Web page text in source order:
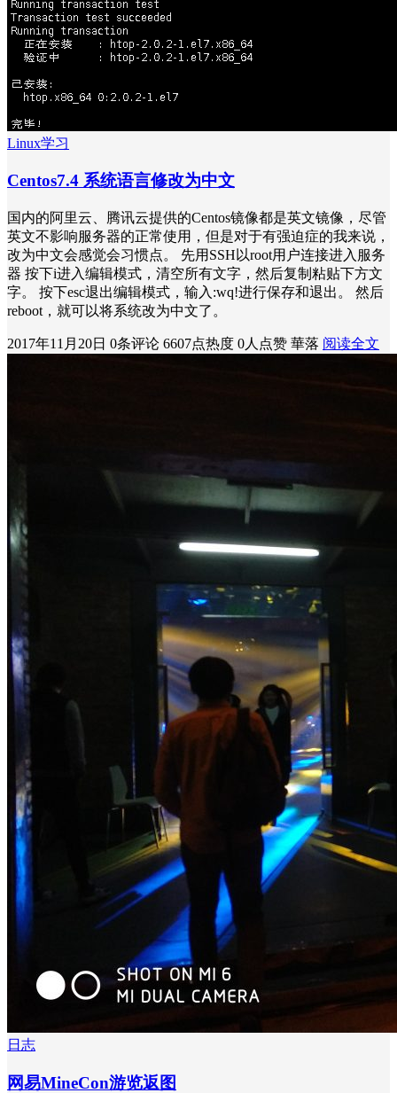
Linux学习
Centos7.4 系统语言修改为中文
国内的阿里云、腾讯云提供的Centos镜像都是英文镜像，尽管
英文不影响服务器的正常使用，但是对于有强迫症的我来说，
改为中文会感觉会习惯点。 先用SSH以root用户连接进入服务
器 按下i进入编辑模式，清空所有文字，然后复制粘贴下方文
字。 按下esc退出编辑模式，输入:wq!进行保存和退出。 然后
reboot，就可以将系统改为中文了。
2017年11月20日 0条评论 6607点热度 0人点赞 華落 阅读全文
日志
网易MineCon游览返图